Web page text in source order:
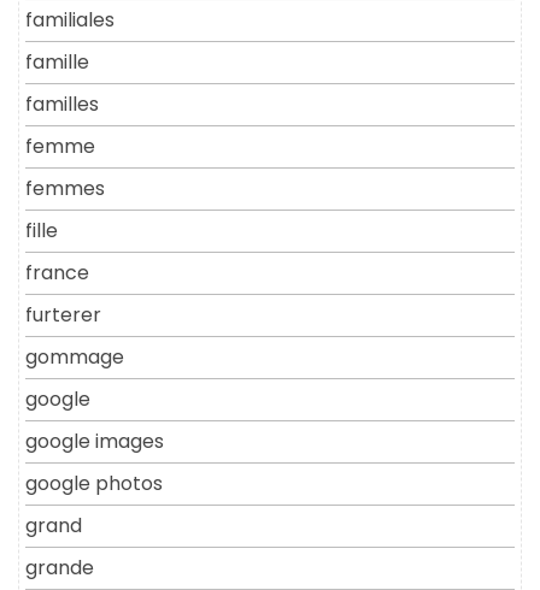
familiales
famille
familles
femme
femmes
fille
france
furterer
gommage
google
google images
google photos
grand
grande